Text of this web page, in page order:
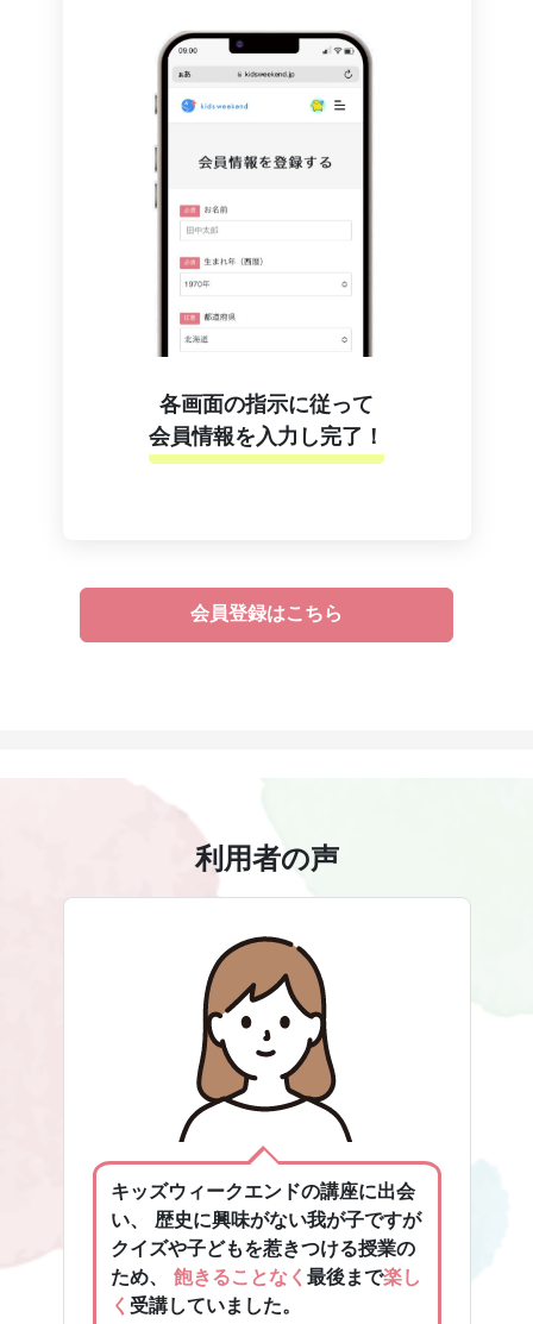
各画面の指示に従って
会員情報を入力し完了！
会員登録はこちら
利用者の声
キッズウィークエンドの講座に出会
い、 歴史に興味がない我が子ですが
クイズや子どもを惹きつける授業の
ため、 飽きることなく最後まで楽し
く受講していました。